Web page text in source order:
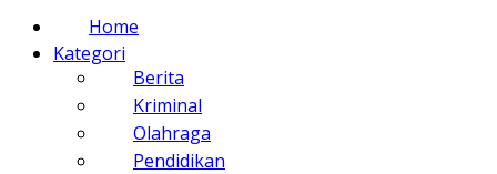
Home
Kategori
Berita
Kriminal
Olahraga
Pendidikan